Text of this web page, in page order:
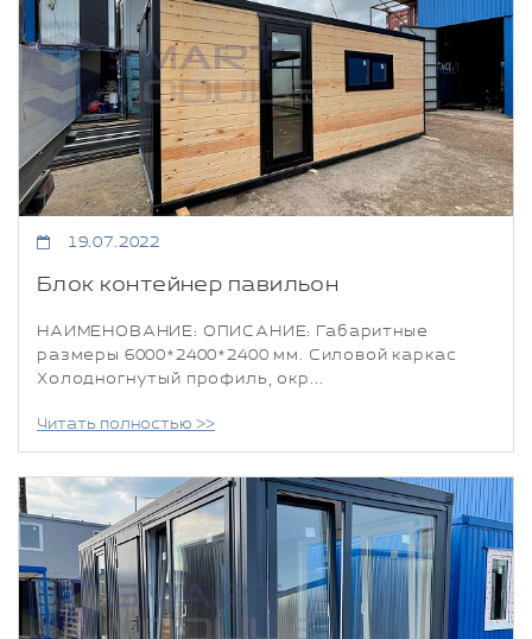
19.07.2022
Блок контейнер павильон
НАИМЕНОВАНИЕ: ОПИСАНИЕ: Габаритные
размеры 6000*2400*2400 мм. Силовой каркас
Холодногнутый профиль, окр...
Читать полностью >>